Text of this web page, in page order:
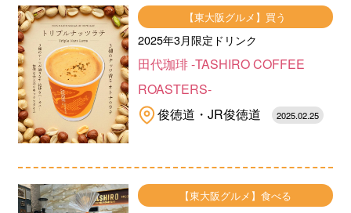
【東大阪グルメ】買う
2025年3月限定ドリンク
田代珈琲 -TASHIRO COFFEE
ROASTERS-
俊徳道・JR俊徳道
2025.02.25
【東大阪グルメ】食べる